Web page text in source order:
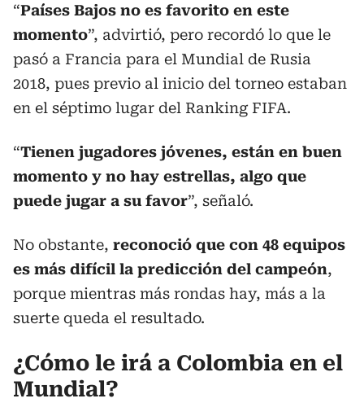
“Países Bajos no es favorito en este
momento”, advirtió, pero recordó lo que le
pasó a Francia para el Mundial de Rusia
2018, pues previo al inicio del torneo estaban
en el séptimo lugar del Ranking FIFA.
“Tienen jugadores jóvenes, están en buen
momento y no hay estrellas, algo que
puede jugar a su favor”, señaló.
No obstante, reconoció que con 48 equipos
es más difícil la predicción del campeón,
porque mientras más rondas hay, más a la
suerte queda el resultado.
¿Cómo le irá a Colombia en el
Mundial?